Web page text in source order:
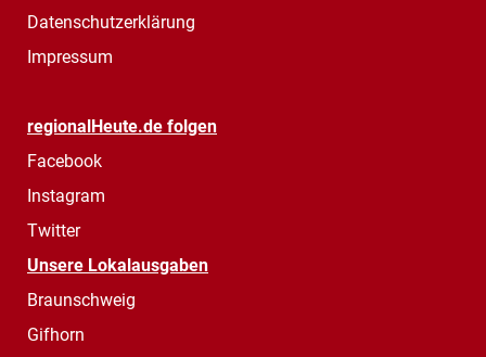
Datenschutzerklärung
Impressum
regionalHeute.de folgen
Facebook
Instagram
Twitter
Unsere Lokalausgaben
Braunschweig
Gifhorn